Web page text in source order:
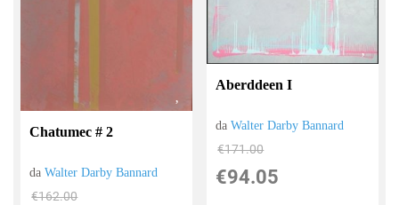
Chatumec # 2
daWalter Darby Bannard
€162.00
Aberddeen I
daWalter Darby Bannard
€171.00
€94.05